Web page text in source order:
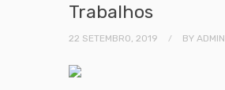
Trabalhos
22 SETEMBRO, 2019 BY ADMIN